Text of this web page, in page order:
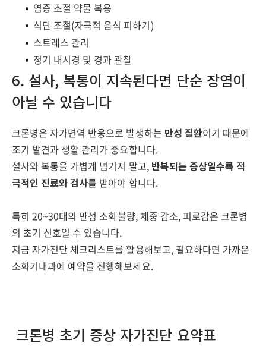
염증 조절 약물 복용
식단 조절(자극적 음식 피하기)
스트레스 관리
정기 내시경 및 경과 관찰
6. 설사, 복통이 지속된다면 단순 장염이
아닐 수 있습니다
크론병은 자가면역 반응으로 발생하는 만성 질환이기 때문에
조기 발견과 생활 관리가 중요합니다.
설사와 복통을 가볍게 넘기지 말고, 반복되는 증상일수록 적
극적인 진료와 검사를 받아야 합니다.
특히 20~30대의 만성 소화불량, 체중 감소, 피로감은 크론병
의 초기 신호일 수 있습니다.
지금 자가진단 체크리스트를 활용해보고, 필요하다면 가까운
소화기내과에 예약을 진행해보세요.
크론병 초기 증상 자가진단 요약표